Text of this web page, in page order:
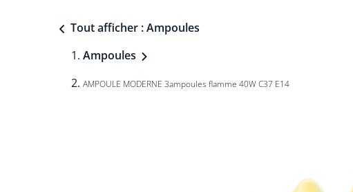
Tout afficher : Ampoules
Ampoules
AMPOULE MODERNE 3ampoules flamme 40W C37 E14